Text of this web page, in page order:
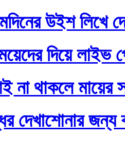
উইশ লিখে
দিয়ে লাইভ
না থাকলে মায়ের
দেখাশোনার জন্য